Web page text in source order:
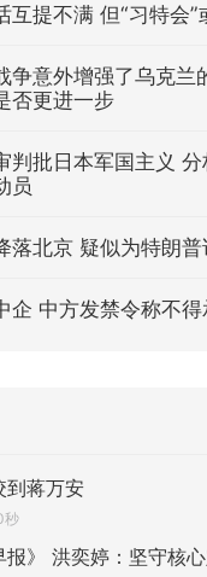
互提不满 但“习特会
争意外增强了乌克兰
否更进一步
判批日本军国主义
员
落北京 疑似为特朗
企 中方发禁令称不
到蒋万安
秒
》 洪奕婷：坚守核